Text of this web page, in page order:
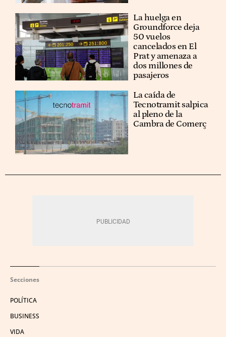
La huelga en
Groundforce deja
50 vuelos
cancelados en El
Prat y amenaza a
dos millones de
pasajeros
La caída de
Tecnotramit salpica
al pleno de la
Cambra de Comerç
Secciones
POLÍTICA
BUSINESS
VIDA